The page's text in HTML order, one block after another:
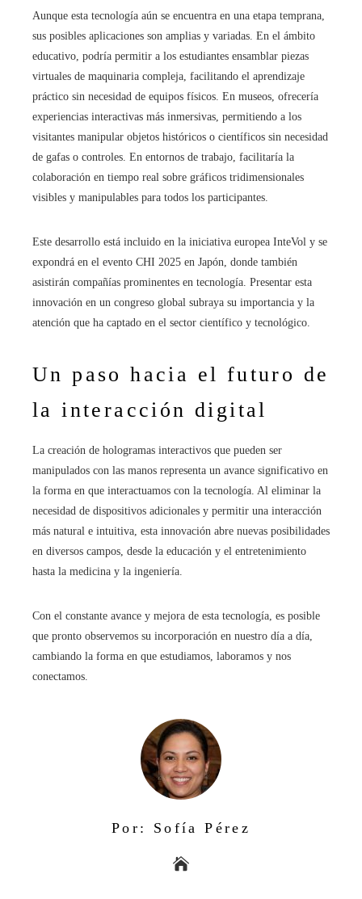
Aunque esta tecnología aún se encuentra en una etapa temprana,
sus posibles aplicaciones son amplias y variadas. En el ámbito
educativo, podría permitir a los estudiantes ensamblar piezas
virtuales de maquinaria compleja, facilitando el aprendizaje
práctico sin necesidad de equipos físicos. En museos, ofrecería
experiencias interactivas más inmersivas, permitiendo a los
visitantes manipular objetos históricos o científicos sin necesidad
de gafas o controles. En entornos de trabajo, facilitaría la
colaboración en tiempo real sobre gráficos tridimensionales
visibles y manipulables para todos los participantes.​
Este desarrollo está incluido en la iniciativa europea InteVol y se
expondrá en el evento CHI 2025 en Japón, donde también
asistirán compañías prominentes en tecnología. Presentar esta
innovación en un congreso global subraya su importancia y la
atención que ha captado en el sector científico y tecnológico.
Un paso hacia el futuro de
la interacción digital
La creación de hologramas interactivos que pueden ser
manipulados con las manos representa un avance significativo en
la forma en que interactuamos con la tecnología. Al eliminar la
necesidad de dispositivos adicionales y permitir una interacción
más natural e intuitiva, esta innovación abre nuevas posibilidades
en diversos campos, desde la educación y el entretenimiento
hasta la medicina y la ingeniería.​
Con el constante avance y mejora de esta tecnología, es posible
que pronto observemos su incorporación en nuestro día a día,
cambiando la forma en que estudiamos, laboramos y nos
conectamos.
Por: Sofía Pérez